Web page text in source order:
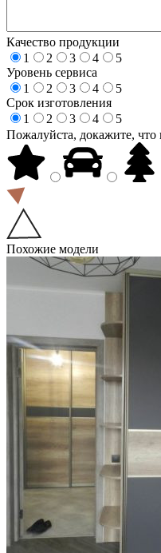
Качество продукции
1
2 3 4
5
Уровень сервиса
1
2 3 4
5
Срок изготовления
1
2 3 4
5
Пожалуйста, докажите, что
Похожие модели